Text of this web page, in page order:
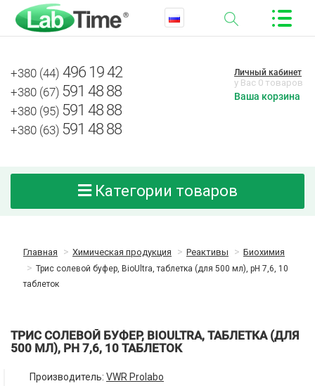
+380 (44) 496 19 42
+380 (67) 591 48 88
+380 (95) 591 48 88
+380 (63) 591 48 88
Личный кабинет
у Вас 0 товаров
Ваша корзина
Категории товаров
Главная Химическая продукция Реактивы Биохимия
Трис солевой буфер, BioUltra, таблетка (для 500 мл), pH 7,6, 10
таблеток
ТРИС СОЛЕВОЙ БУФЕР, BIOULTRA, ТАБЛЕТКА (ДЛЯ
500 МЛ), PH 7,6, 10 ТАБЛЕТОК
Производитель: VWR Prolabo